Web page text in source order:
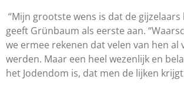
“Mijn grootste wens is dat de
geeft Grünbaum als eerste aan.
we ermee rekenen dat velen van hen al
werden. Maar een heel wezenlijk en
het Jodendom is, dat men de lijken